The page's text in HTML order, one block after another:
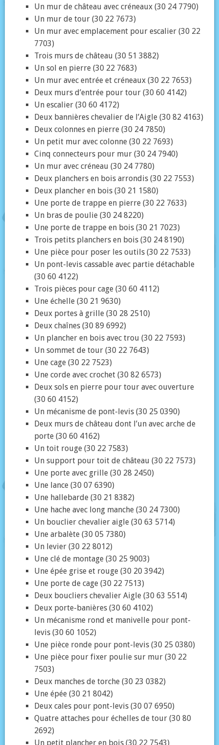
Un mur de château avec créneaux (30 24 7790)
Un mur de tour (30 22 7673)
Un mur avec emplacement pour escalier (30 22
7703)
Trois murs de château (30 51 3882)
Un sol en pierre (30 22 7683)
Un mur avec entrée et créneaux (30 22 7653)
Deux murs d’entrée pour tour (30 60 4142)
Un escalier (30 60 4172)
Deux bannières chevalier de l’Aigle (30 82 4163)
Deux colonnes en pierre (30 24 7850)
Un petit mur avec colonne (30 22 7693)
Cinq connecteurs pour mur (30 24 7940)
Un mur avec créneau (30 24 7780)
Deux planchers en bois arrondis (30 22 7553)
Deux plancher en bois (30 21 1580)
Une porte de trappe en pierre (30 22 7633)
Un bras de poulie (30 24 8220)
Une porte de trappe en bois (30 21 7023)
Trois petits planchers en bois (30 24 8190)
Une pièce pour poser les outils (30 22 7533)
Un pont-levis cassable avec partie détachable
(30 60 4122)
Trois pièces pour cage (30 60 4112)
Une échelle (30 21 9630)
Deux portes à grille (30 28 2510)
Deux chaînes (30 89 6992)
Un plancher en bois avec trou (30 22 7593)
Un sommet de tour (30 22 7643)
Une cage (30 22 7523)
Une corde avec crochet (30 82 6573)
Deux sols en pierre pour tour avec ouverture
(30 60 4152)
Un mécanisme de pont-levis (30 25 0390)
Deux murs de château dont l’un avec arche de
porte (30 60 4162)
Un toit rouge (30 22 7583)
Un support pour toit de château (30 22 7573)
Une porte avec grille (30 28 2450)
Une lance (30 07 6390)
Une hallebarde (30 21 8382)
Une hache avec long manche (30 24 7300)
Un bouclier chevalier aigle (30 63 5714)
Une arbalète (30 05 7380)
Un levier (30 22 8012)
Une clé de montage (30 25 9003)
Une épée grise et rouge (30 20 3942)
Une porte de cage (30 22 7513)
Deux boucliers chevalier Aigle (30 63 5514)
Deux porte-banières (30 60 4102)
Un mécanisme rond et manivelle pour pont-
levis (30 60 1052)
Une pièce ronde pour pont-levis (30 25 0380)
Une pièce pour fixer poulie sur mur (30 22
7503)
Deux manches de torche (30 23 0382)
Une épée (30 21 8042)
Deux cales pour pont-levis (30 07 6950)
Quatre attaches pour échelles de tour (30 80
2692)
Un petit plancher en bois (30 22 7543)